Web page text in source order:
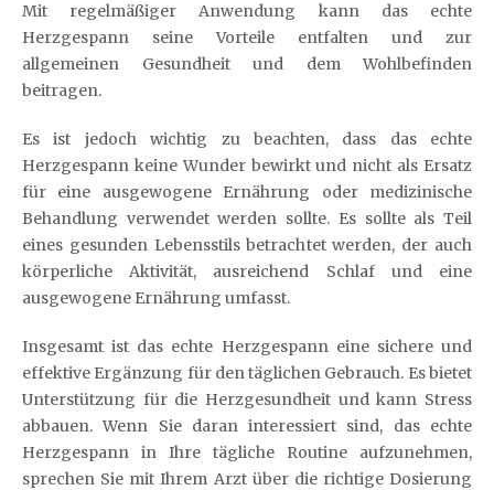
Mit regelmäßiger Anwendung kann das echte
Herzgespann seine Vorteile entfalten und zur
allgemeinen Gesundheit und dem Wohlbefinden
beitragen.
Es ist jedoch wichtig zu beachten, dass das echte
Herzgespann keine Wunder bewirkt und nicht als Ersatz
für eine ausgewogene Ernährung oder medizinische
Behandlung verwendet werden sollte. Es sollte als Teil
eines gesunden Lebensstils betrachtet werden, der auch
körperliche Aktivität, ausreichend Schlaf und eine
ausgewogene Ernährung umfasst.
Insgesamt ist das echte Herzgespann eine sichere und
effektive Ergänzung für den täglichen Gebrauch. Es bietet
Unterstützung für die Herzgesundheit und kann Stress
abbauen. Wenn Sie daran interessiert sind, das echte
Herzgespann in Ihre tägliche Routine aufzunehmen,
sprechen Sie mit Ihrem Arzt über die richtige Dosierung